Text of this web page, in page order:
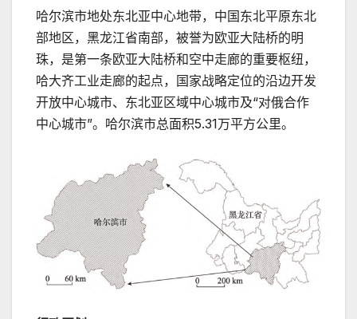
哈尔滨市地处东北亚中心地带，中国东北平原东北
部地区，黑龙江省南部，被誉为欧亚大陆桥的明
珠，是第一条欧亚大陆桥和空中走廊的重要枢纽，
哈大齐工业走廊的起点，国家战略定位的沿边开发
开放中心城市、东北亚区域中心城市及“对俄合作
中心城市”。哈尔滨市总面积5.31万平方公里。